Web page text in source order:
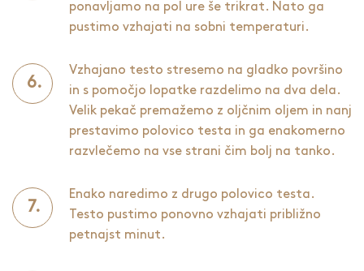
ponavljamo na pol ure še trikrat. Nato ga
pustimo vzhajati na sobni temperaturi.
Vzhajano testo stresemo na gladko površino
in s pomočjo lopatke razdelimo na dva dela.
Velik pekač premažemo z oljčnim oljem in nanj
prestavimo polovico testa in ga enakomerno
razvlečemo na vse strani čim bolj na tanko.
Enako naredimo z drugo polovico testa.
Testo pustimo ponovno vzhajati približno
petnajst minut.